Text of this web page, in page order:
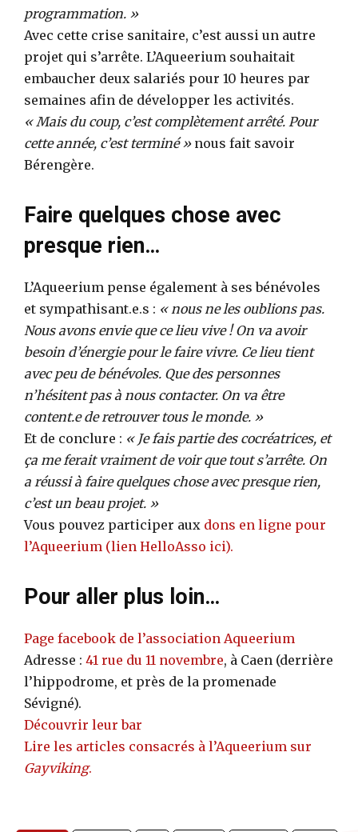
programmation. »
Avec cette crise sanitaire, c’est aussi un autre
projet qui s’arrête. L’Aqueerium souhaitait
embaucher deux salariés pour 10 heures par
semaines afin de développer les activités.
« Mais du coup, c’est complètement arrêté. Pour
cette année, c’est terminé »nous fait savoir
Bérengère.
Faire quelques chose avec
presque rien…
L’Aqueerium pense également à ses bénévoles
et sympathisant.e.s : « nous ne les oublions pas.
Nous avons envie que ce lieu vive ! On va avoir
besoin d’énergie pour le faire vivre. Ce lieu tient
avec peu de bénévoles. Que des personnes
n’hésitent pas à nous contacter. On va être
content.e de retrouver tous le monde. »
Et de conclure : « Je fais partie des cocréatrices, et
ça me ferait vraiment de voir que tout s’arrête. On
a réussi à faire quelques chose avec presque rien,
c’est un beau projet. »
Vous pouvez participer aux dons en ligne pour
l’Aqueerium (lien HelloAsso ici).
Pour aller plus loin…
Page facebook de l’association Aqueerium
Adresse : 41 rue du 11 novembre, à Caen (derrière
l’hippodrome, et près de la promenade
Sévigné).
Découvrir leur bar
Lire les articles consacrés à l’Aqueerium sur
Gayviking.